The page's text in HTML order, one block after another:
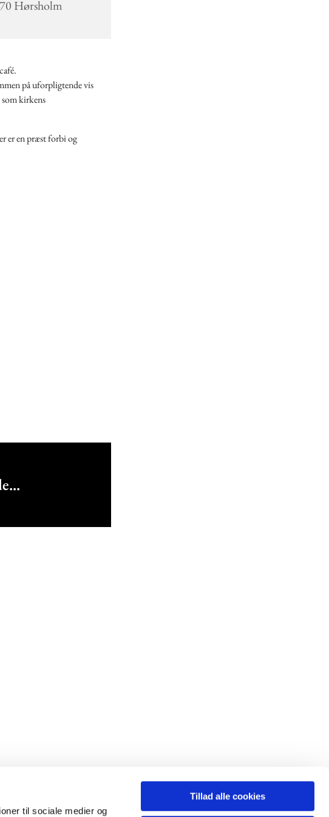
til sociale medier og
Tillad alle cookies
Hørsholm
på uforpligtende vis
kirkens
er en præst forbi og